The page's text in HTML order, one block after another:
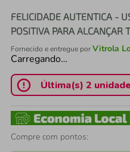
FELICIDADE AUTENTICA -
POSITIVA PARA ALCANÇAR
Fornecido e entregue porVitrola
Carregando…
Última(s) 2
Compre com pontos: